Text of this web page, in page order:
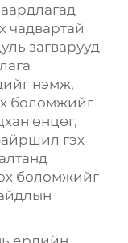
чадвартай
загварууд
нэмж,
боломжийг
өнцөг,
гэх
боломжийг